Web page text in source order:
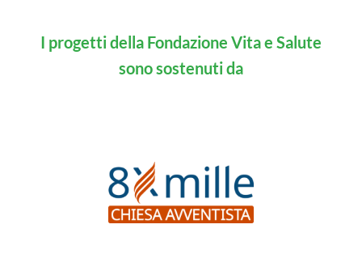
I progetti della Fondazione Vita e Salute
sono sostenuti da